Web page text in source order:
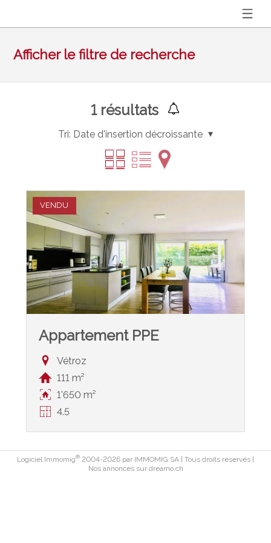
Afficher le filtre de recherche
1résultats
Tri: Date d'insertion décroissante
VENDU
Appartement PPE
Vétroz
111 m²
1'650 m²
4.5
Logiciel Immomig® 2004-2026 par IMMOMIG SA | Tous droits réservés |
Nos annonces sur dreamo.ch